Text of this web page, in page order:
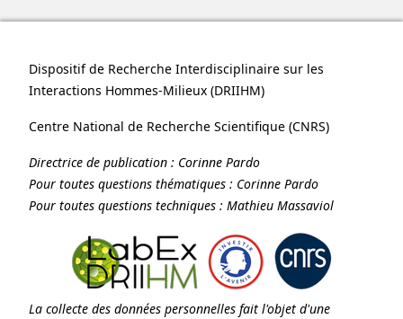
Dispositif de Recherche Interdisciplinaire sur les
Interactions Hommes-Milieux (DRIIHM)
Centre National de Recherche Scientifique (CNRS)
Directrice de publication : Corinne Pardo
Pour toutes questions thématiques : Corinne Pardo
Pour toutes questions techniques : Mathieu Massaviol
La collecte des données personnelles fait l'objet d'une